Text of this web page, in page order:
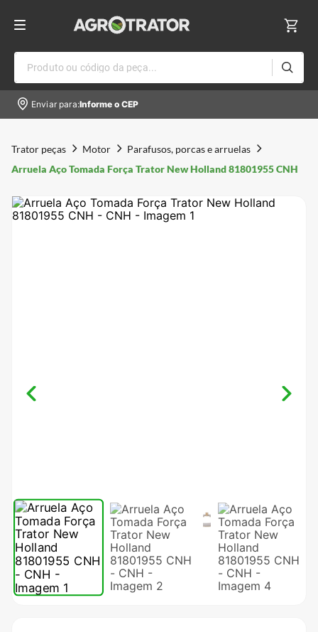
Produto ou código da peça...
Enviar para:Informe o CEP
Trator peças Motor
Parafusos, porcas e arruelas
Arruela Aço Tomada Força Trator New Holland 81801955 CNH